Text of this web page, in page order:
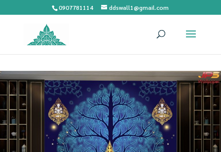
0907781114 ddswall1@gmail.com